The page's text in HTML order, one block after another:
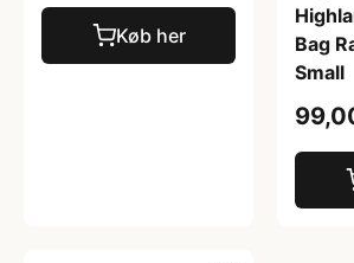
Køb her
Bag
Small